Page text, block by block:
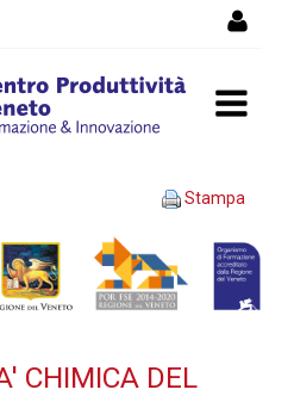
CHIMICA
E DEL
AZIENDE
Stampa
CHIMICA DEL